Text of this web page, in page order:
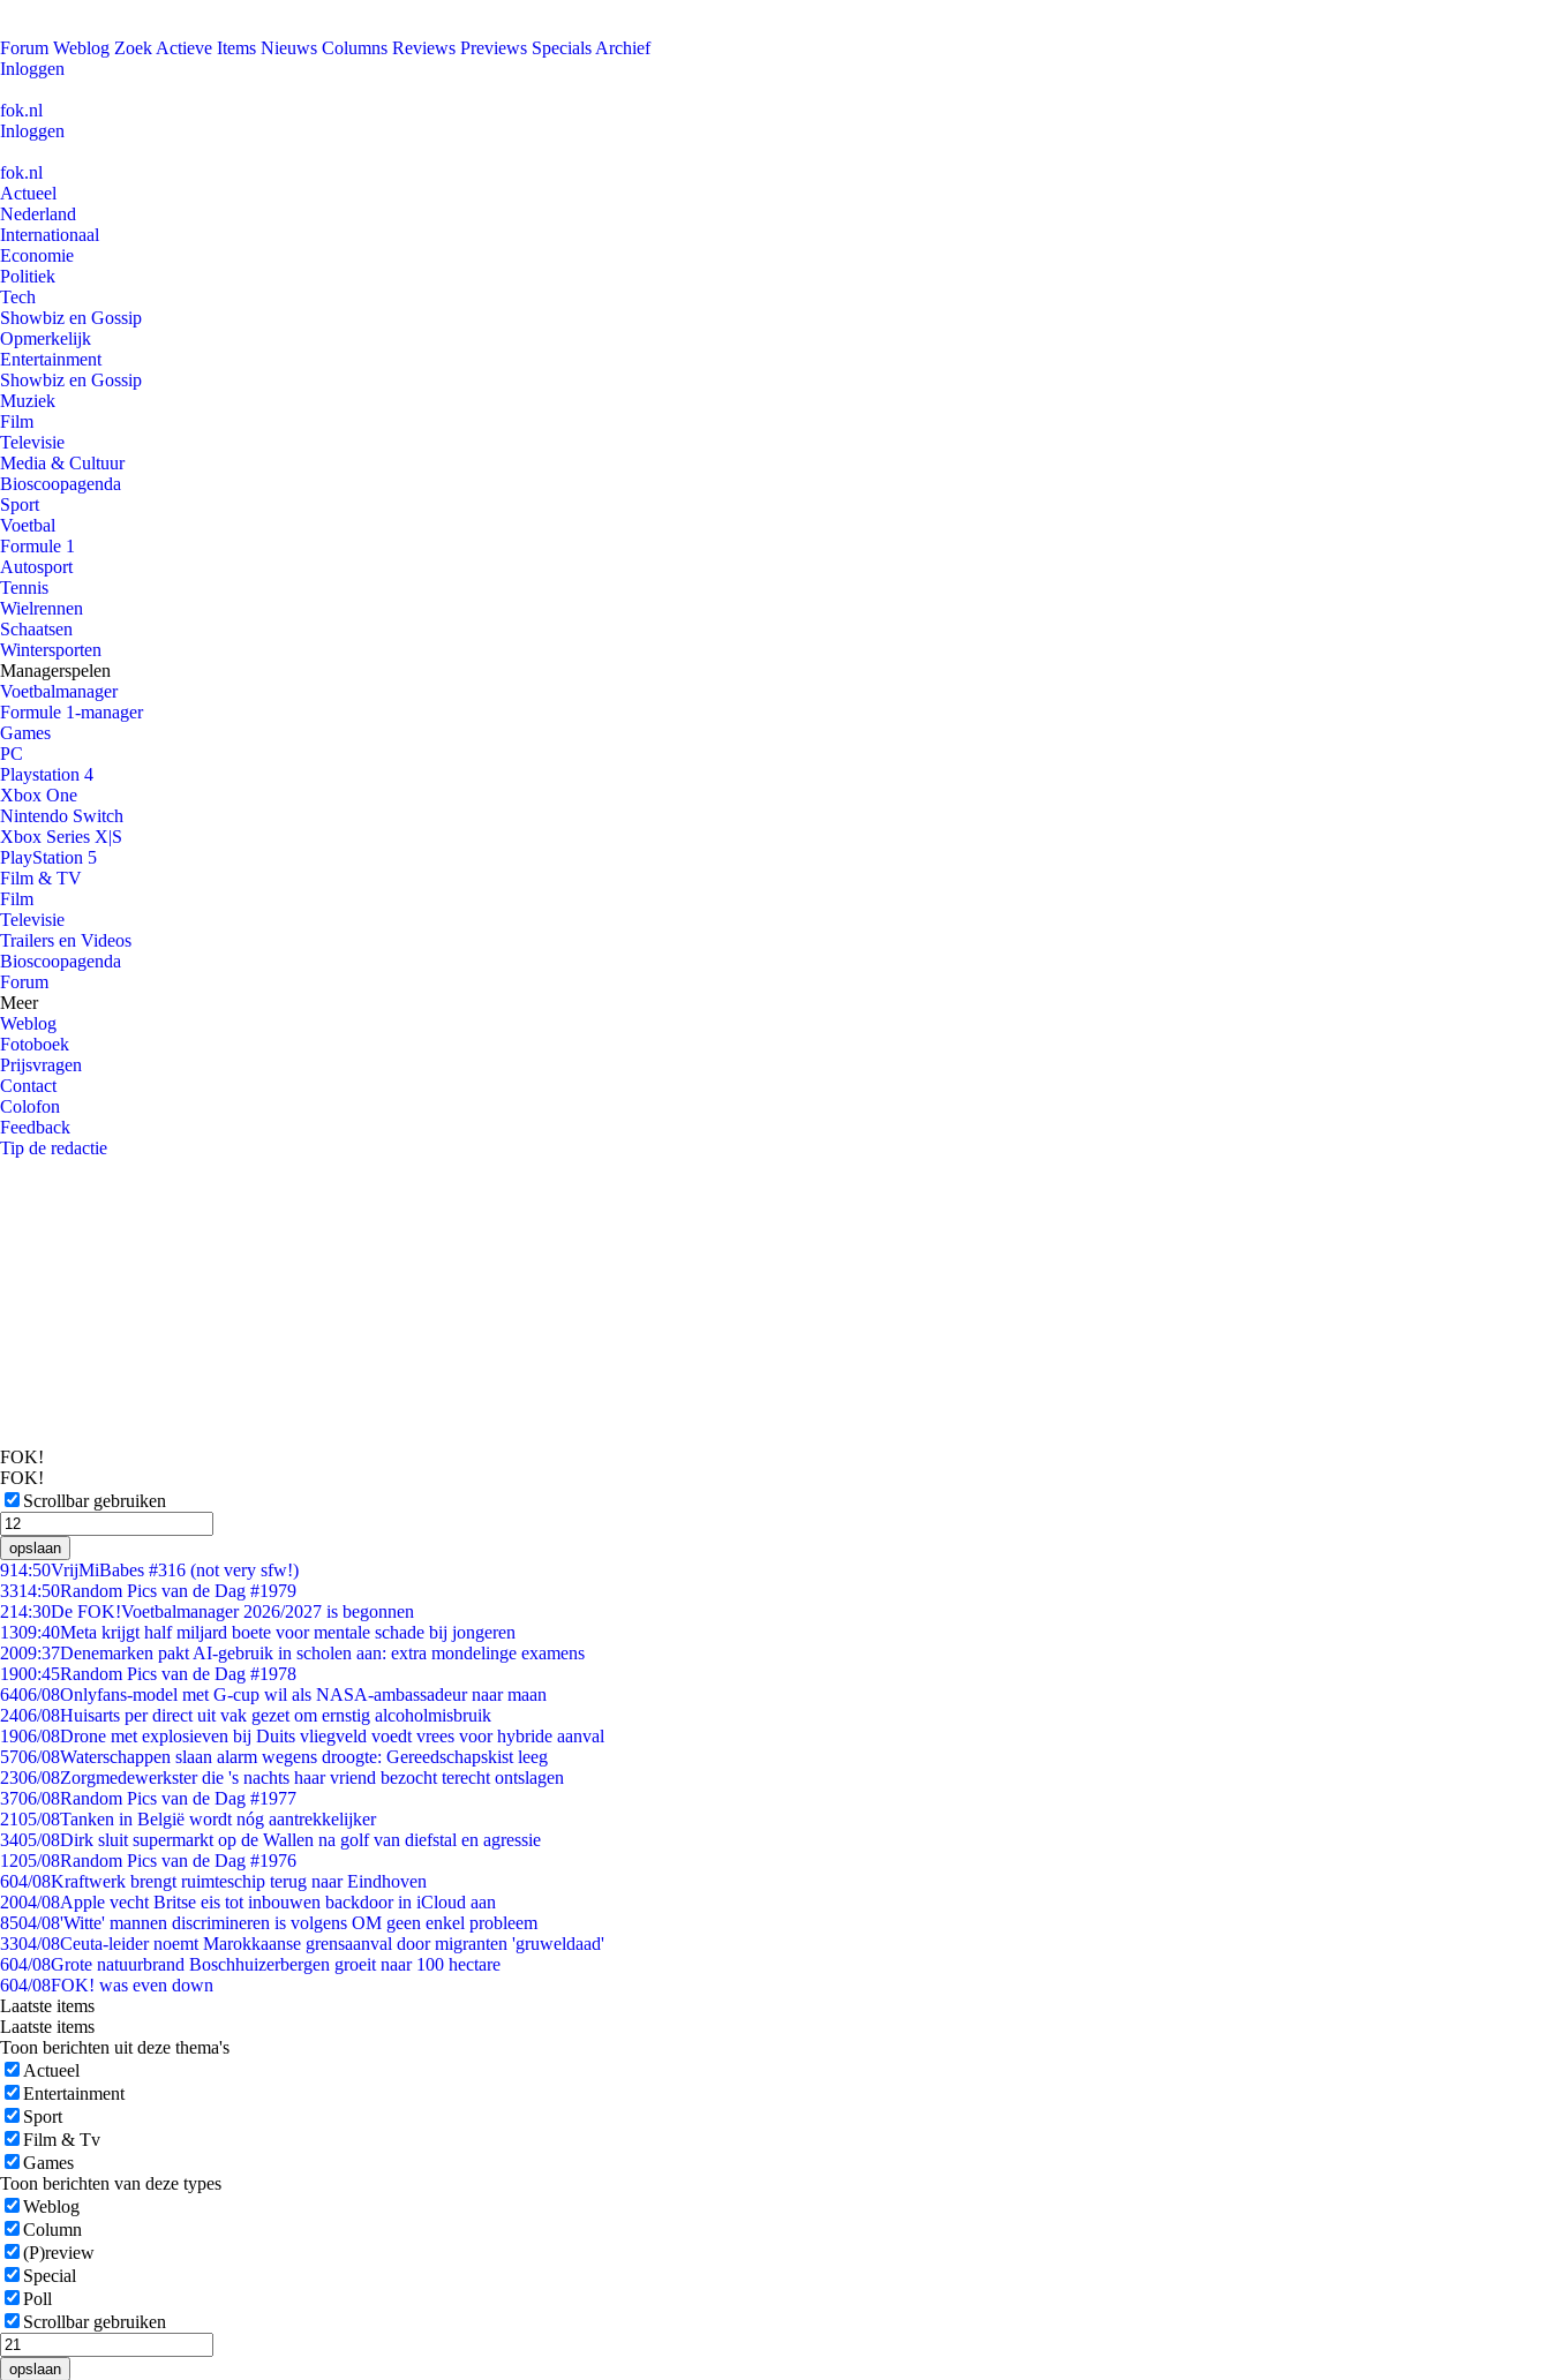
Forum Weblog Zoek Actieve Items Nieuws Columns Reviews Previews Specials Archief
Inloggen
fok.nl
Inloggen
fok.nl
Actueel
Nederland
Internationaal
Economie
Politiek
Tech
Showbiz en Gossip
Opmerkelijk
Entertainment
Showbiz en Gossip
Muziek
Film
Televisie
Media & Cultuur
Bioscoopagenda
Sport
Voetbal
Formule 1
Autosport
Tennis
Wielrennen
Schaatsen
Wintersporten
Managerspelen
Voetbalmanager
Formule 1-manager
Games
PC
Playstation 4
Xbox One
Nintendo Switch
Xbox Series X|S
PlayStation 5
Film & TV
Film
Televisie
Trailers en Videos
Bioscoopagenda
Forum
Meer
Weblog
Fotoboek
Prijsvragen
Contact
Colofon
Feedback
Tip de redactie
FOK!
FOK!
Scrollbar gebruiken
opslaan
914:50VrijMiBabes #316 (not very sfw!)
3314:50Random Pics van de Dag #1979
214:30De FOK!Voetbalmanager 2026/2027 is begonnen
1309:40Meta krijgt half miljard boete voor mentale schade bij jongeren
2009:37Denemarken pakt AI-gebruik in scholen aan: extra mondelinge examens
1900:45Random Pics van de Dag #1978
6406/08Onlyfans-model met G-cup wil als NASA-ambassadeur naar maan
2406/08Huisarts per direct uit vak gezet om ernstig alcoholmisbruik
1906/08Drone met explosieven bij Duits vliegveld voedt vrees voor hybride aanval
5706/08Waterschappen slaan alarm wegens droogte: Gereedschapskist leeg
2306/08Zorgmedewerkster die 's nachts haar vriend bezocht terecht ontslagen
3706/08Random Pics van de Dag #1977
2105/08Tanken in België wordt nóg aantrekkelijker
3405/08Dirk sluit supermarkt op de Wallen na golf van diefstal en agressie
1205/08Random Pics van de Dag #1976
604/08Kraftwerk brengt ruimteschip terug naar Eindhoven
2004/08Apple vecht Britse eis tot inbouwen backdoor in iCloud aan
8504/08'Witte' mannen discrimineren is volgens OM geen enkel probleem
3304/08Ceuta-leider noemt Marokkaanse grensaanval door migranten 'gruweldaad'
604/08Grote natuurbrand Boschhuizerbergen groeit naar 100 hectare
604/08FOK! was even down
Laatste items
Laatste items
Toon berichten uit deze thema's
Actueel
Entertainment
Sport
Film & Tv
Games
Toon berichten van deze types
Weblog
Column
(P)review
Special
Poll
Scrollbar gebruiken
opslaan